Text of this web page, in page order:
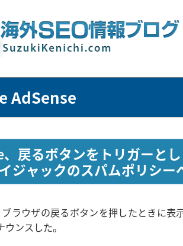
AdSense
戻るボタンをトリガーと
ジャックのスパムポリシー
ラウザの戻るボタンを押したときに
ンスした。